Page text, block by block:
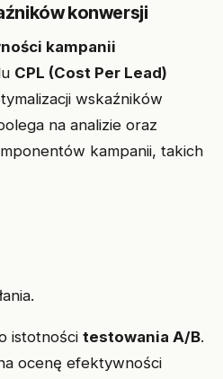
konwersji
kampanii
CPL (Cost Per Lead)
wskaźników
na analizie oraz
kampanii, takich
istotności testowania A/B.
ocenę efektywności